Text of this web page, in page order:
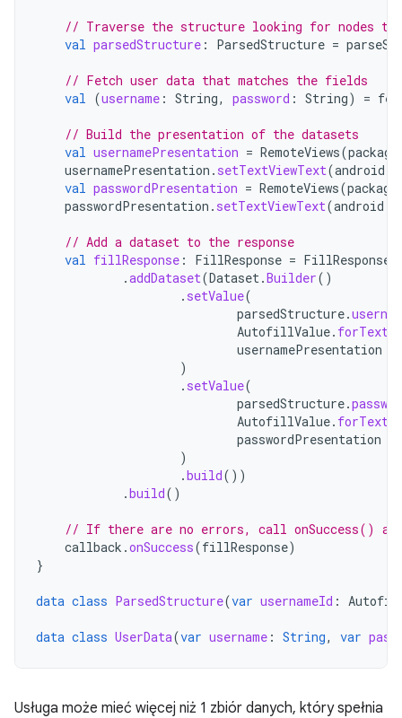
// Traverse the structure looking for nodes
val parsedStructure : ParsedStructure =
// Fetch user data that matches the fields
val (username : String, password : String) =
// Build the presentation of the datasets
val usernamePresentation = RemoteViews(
usernamePresentation . setTextViewText(android
val passwordPresentation = RemoteViews(
passwordPresentation . setTextViewText(android
// Add a dataset to the response
val fillResponse : FillResponse = FillResponse
.addDataset(Dataset.Builder()
. setValue(
parsedStructure.
AutofillValue. forText
usernamePresentation
)
. setValue(
parsedStructure.
AutofillValue. forText
passwordPresentation
)
.build())
.build()
// If there are no errors, call onSuccess() and
callback .onSuccess(fillResponse)
}
data class ParsedStructure(var usernameId :
data class UserData(var username : String, var
Usługa może mieć więcej niż 1 zbiór danych, który spełnia